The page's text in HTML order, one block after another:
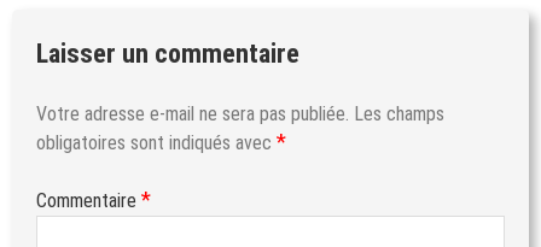
Laisser un commentaire
Votre adresse e-mail ne sera pas publiée. Les champs
obligatoires sont indiqués avec *
Commentaire *